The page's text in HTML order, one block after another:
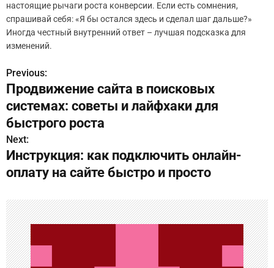
настоящие рычаги роста конверсии. Если есть сомнения,
спрашивай себя: «Я бы остался здесь и сделал шаг дальше?»
Иногда честный внутренний ответ – лучшая подсказка для
изменений.
Н
а
в
и
г
ц
и
я
Previous:
Продвижение сайта в поисковых
системах: советы и лайфхаки для
быстрого роста
Next:
Инструкция: как подключить онлайн-
оплату на сайте быстро и просто